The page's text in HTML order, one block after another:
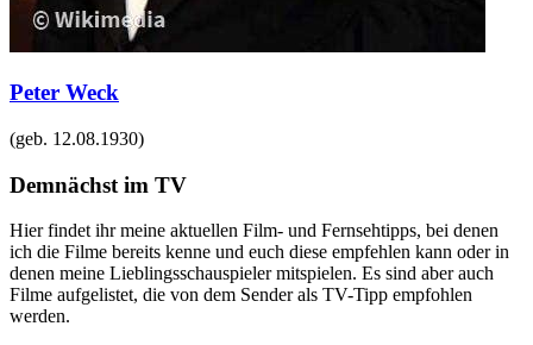
Peter Weck
(geb. 12.08.1930)
Demnächst im TV
Hier findet ihr meine aktuellen Film- und Fernsehtipps, bei denen
ich die Filme bereits kenne und euch diese empfehlen kann oder in
denen meine Lieblingsschauspieler mitspielen. Es sind aber auch
Filme aufgelistet, die von dem Sender als TV-Tipp empfohlen
werden.